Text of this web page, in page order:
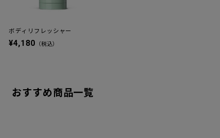
ボディリフレッシャー
¥4,180 （税込）
おすすめ商品一覧